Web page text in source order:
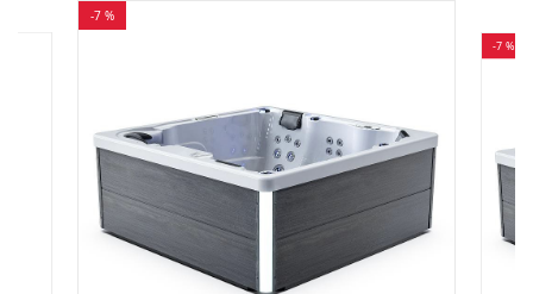
-7 %
-7 %